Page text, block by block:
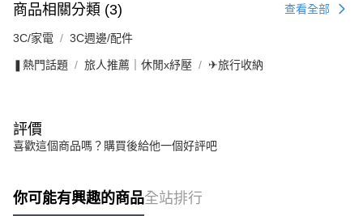
商品相關分類 (3) 查看全部
3C/家電 3C週邊/配件
❚熱門話題 旅人推薦｜休閒x紓壓 ✈旅行收納
評價
喜歡這個商品嗎？購買後給他一個好評吧
你可能有興趣的商品全站排行